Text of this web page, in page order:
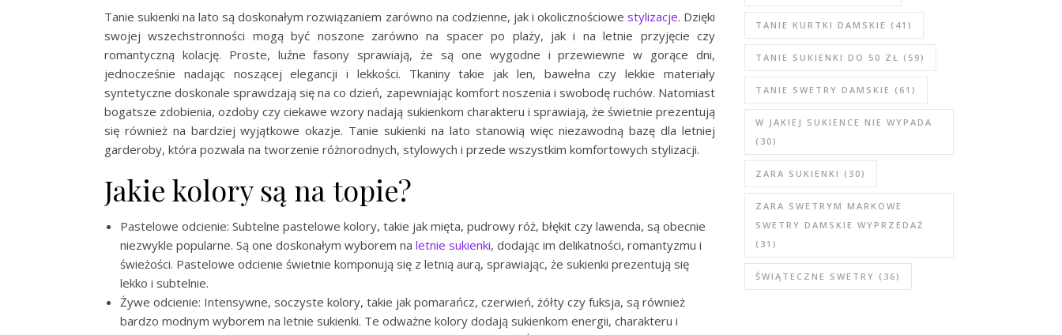
Tanie sukienki na lato są doskonałym rozwiązaniem zarówno na codzienne, jak i okolicznościowe stylizacje. Dzięki
swojej wszechstronności mogą być noszone zarówno na spacer po plaży, jak i na letnie przyjęcie czy
romantyczną kolację. Proste, luźne fasony sprawiają, że są one wygodne i przewiewne w gorące dni,
jednocześnie nadając noszącej elegancji i lekkości. Tkaniny takie jak len, bawełna czy lekkie materiały
syntetyczne doskonale sprawdzają się na co dzień, zapewniając komfort noszenia i swobodę ruchów. Natomiast
bogatsze zdobienia, ozdoby czy ciekawe wzory nadają sukienkom charakteru i sprawiają, że świetnie prezentują
się również na bardziej wyjątkowe okazje. Tanie sukienki na lato stanowią więc niezawodną bazę dla letniej
garderoby, która pozwala na tworzenie różnorodnych, stylowych i przede wszystkim komfortowych stylizacji.
Jakie kolory są na topie?
Pastelowe odcienie: Subtelne pastelowe kolory, takie jak mięta, pudrowy róż, błękit czy lawenda, są obecnie
niezwykle popularne. Są one doskonałym wyborem na letnie sukienki, dodając im delikatności, romantyzmu i
świeżości. Pastelowe odcienie świetnie komponują się z letnią aurą, sprawiając, że sukienki prezentują się
lekko i subtelnie.
Żywe odcienie: Intensywne, soczyste kolory, takie jak pomarańcz, czerwień, żółty czy fuksja, są również
bardzo modnym wyborem na letnie sukienki. Te odważne kolory dodają sukienkom energii, charakteru i
TANIE KURTKI DAMSKIE (41)
TANIE SUKIENKI DO 50 ZŁ (59)
TANIE SWETRY DAMSKIE (61)
W JAKIEJ SUKIENCE NIE WYPADA
(30)
ZARA SUKIENKI (30)
ZARA SWETRYM MARKOWE
SWETRY DAMSKIE WYPRZEDAŻ
(31)
ŚWIĄTECZNE SWETRY (36)